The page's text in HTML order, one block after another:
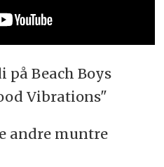
på Beach Boys
Vibrations"
andre muntre